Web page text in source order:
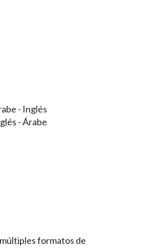
- Inglés
- Árabe
formatos de